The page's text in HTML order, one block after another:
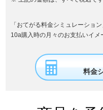
「おてがる料金シミュレーショ
10a購入時の月々のお支払いイメ
料金